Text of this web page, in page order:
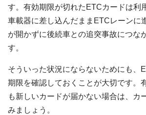
す。有効期限が切れたETCカードは利
車載器に差し込んだままETCレーンに
が開かずに後続車との追突事故につな
す。
そういった状況にならないためにも、
期限を確認しておくことが大切です。
も新しいカードが届かない場合は、カ
みましょう。